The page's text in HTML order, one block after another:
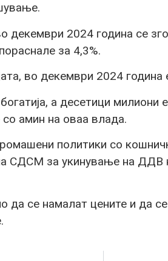
декември 2024 година се
за 4,3%.
во декември 2024 година
а десетици милиони
со амин на оваа влада.
политики со
СДСМ за укинување на ДДВ
да се намалат цените и да